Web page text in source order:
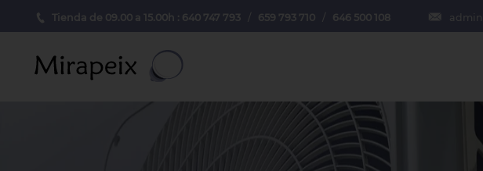
Tienda de 09.00 a 15.00h : 640 747 793 659 793 710/ 646 500 108